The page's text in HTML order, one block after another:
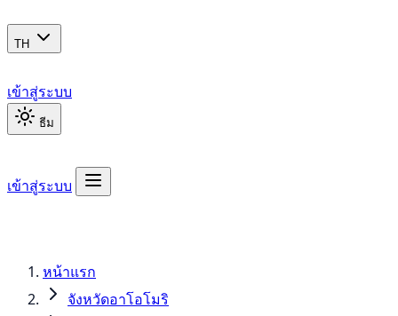
TH
เข้าสู่ระบบ
ธีม
เข้าสู่ระบบ
หน้าแรก
จังหวัดอาโอโมริ